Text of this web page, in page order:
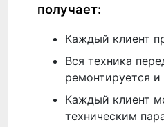
получает:
Каждый клиент
Вся техника
ремонтируется
Каждый клиент
техническим